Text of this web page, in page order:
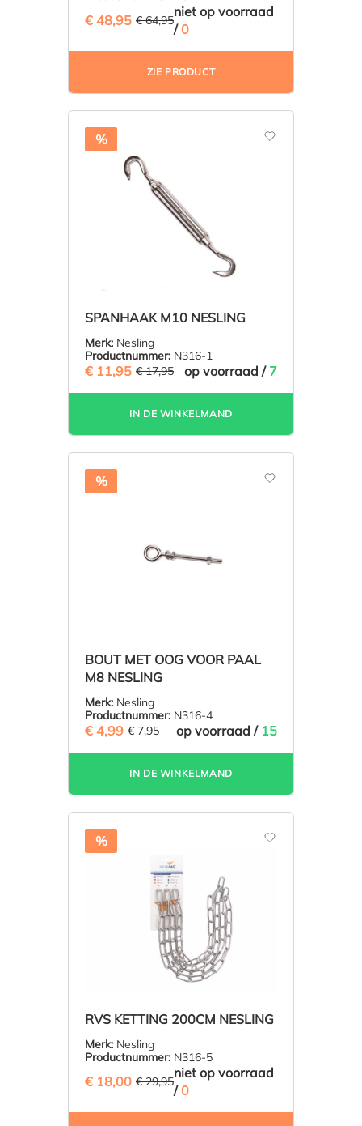
€ 48,95 € 64,95(24.63% BESPAARD)
niet op voorraad
/0
ZIE PRODUCT
%
SPANHAAK M10 NESLING
Merk: Nesling
Productnummer: N316-1
€ 11,95 € 17,95(33.43% BESPAARD)
op voorraad / 7
IN DE WINKELMAND
%
BOUT MET OOG VOOR PAAL
M8 NESLING
Merk: Nesling
Productnummer: N316-4
€ 4,99 € 7,95(37.23% BESPAARD)
op voorraad / 15
IN DE WINKELMAND
%
RVS KETTING 200CM NESLING
Merk: Nesling
Productnummer: N316-5
€ 18,00 € 29,95(39.9% BESPAARD)
niet op voorraad
/0